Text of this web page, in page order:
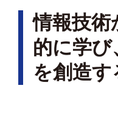
情報技術
的に学
を創造す